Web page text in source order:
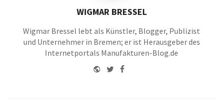
WIGMAR BRESSEL
Wigmar Bressel lebt als Künstler, Blogger, Publizist
und Unternehmer in Bremen; er ist Herausgeber des
Internetportals Manufakturen-Blog.de
WebsiteTwitterFacebook